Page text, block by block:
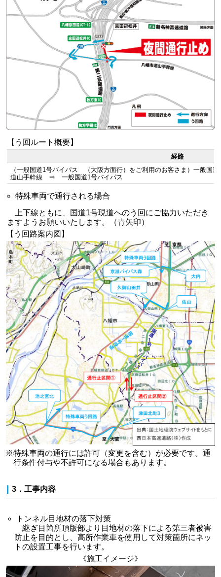
【う回ルート概要】
経路
（一般国道1号バイパス （大阪方面行）をご利用のお客さま）一
道山手幹線 ⇒ 一般国道1号バイパス
特殊車両で通行される場合
上下線ともに、国道1号現道へのう回にご協力いただき
ますようお願いいたします。（青矢印）
【う回路案内図】
※特殊車両の通行には許可（変更を含む）が必要です。通
行条件付与や不許可になる場合もあります。
3．工事内容
トンネル目地材の落下対策
継ぎ目箇所頂版部より目地材の落下による第三者被害
防止を目的とし、高所作業車を使用して対策箇所にネッ
トの設置工事を行います。
《施工イメージ》